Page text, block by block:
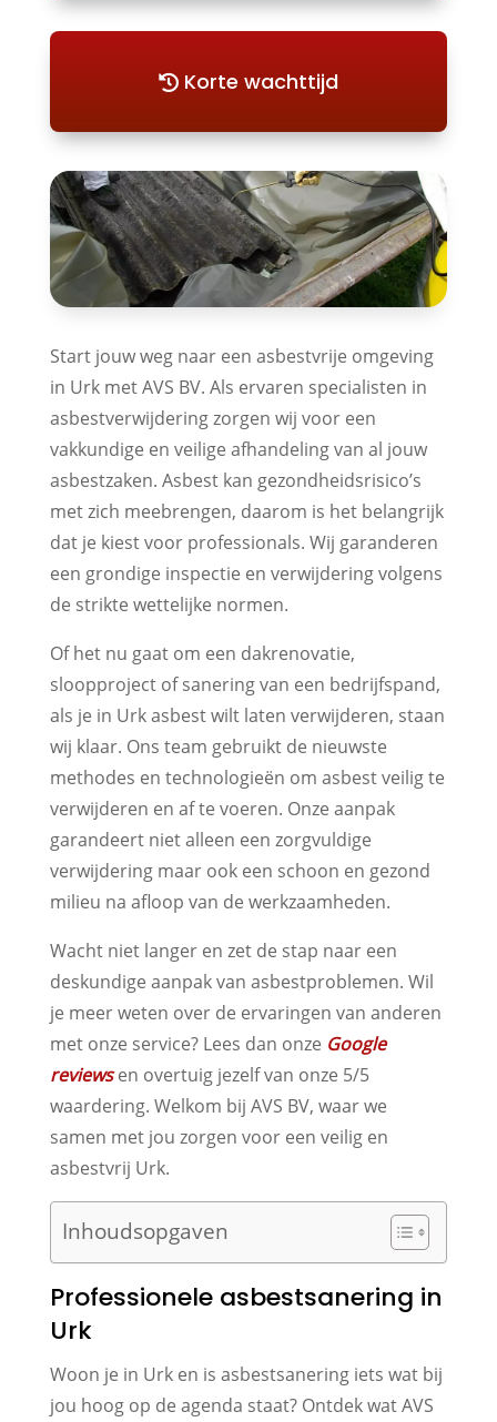
Korte wachttijd
Start jouw weg naar een asbestvrije omgeving
in Urk met AVS BV. Als ervaren specialisten in
asbestverwijdering zorgen wij voor een
vakkundige en veilige afhandeling van al jouw
asbestzaken. Asbest kan gezondheidsrisico’s
met zich meebrengen, daarom is het belangrijk
dat je kiest voor professionals. Wij garanderen
een grondige inspectie en verwijdering volgens
de strikte wettelijke normen.
Of het nu gaat om een dakrenovatie,
sloopproject of sanering van een bedrijfspand,
als je in Urk asbest wilt laten verwijderen, staan
wij klaar. Ons team gebruikt de nieuwste
methodes en technologieën om asbest veilig te
verwijderen en af te voeren. Onze aanpak
garandeert niet alleen een zorgvuldige
verwijdering maar ook een schoon en gezond
milieu na afloop van de werkzaamheden.
Wacht niet langer en zet de stap naar een
deskundige aanpak van asbestproblemen. Wil
je meer weten over de ervaringen van anderen
met onze service? Lees dan onze Google
reviewsen overtuig jezelf van onze 5/5
waardering. Welkom bij AVS BV, waar we
samen met jou zorgen voor een veilig en
asbestvrij Urk.
Inhoudsopgaven
Professionele asbestsanering in
Urk
Woon je in Urk en is asbestsanering iets wat bij
jou hoog op de agenda staat? Ontdek wat AVS